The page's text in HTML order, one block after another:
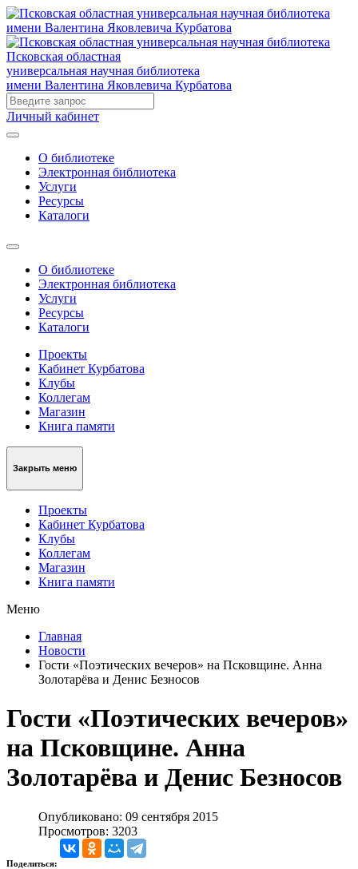
Псковская областная
универсальная научная библиотека
имени Валентина Яковлевича Курбатова
Личный кабинет
О библиотеке
Электронная библиотека
Услуги
Ресурсы
Каталоги
О библиотеке
Электронная библиотека
Услуги
Ресурсы
Каталоги
Проекты
Кабинет Курбатова
Клубы
Коллегам
Магазин
Книга памяти
Закрыть меню
Проекты
Кабинет Курбатова
Клубы
Коллегам
Магазин
Книга памяти
Меню
Главная
Новости
Гости «Поэтических вечеров» на Псковщине. Анна
Золотарёва и Денис Безносов
Гости «Поэтических вечеров»
на Псковщине. Анна
Золотарёва и Денис Безносов
Опубликовано: 09 сентября 2015
Просмотров: 3203
Поделиться: